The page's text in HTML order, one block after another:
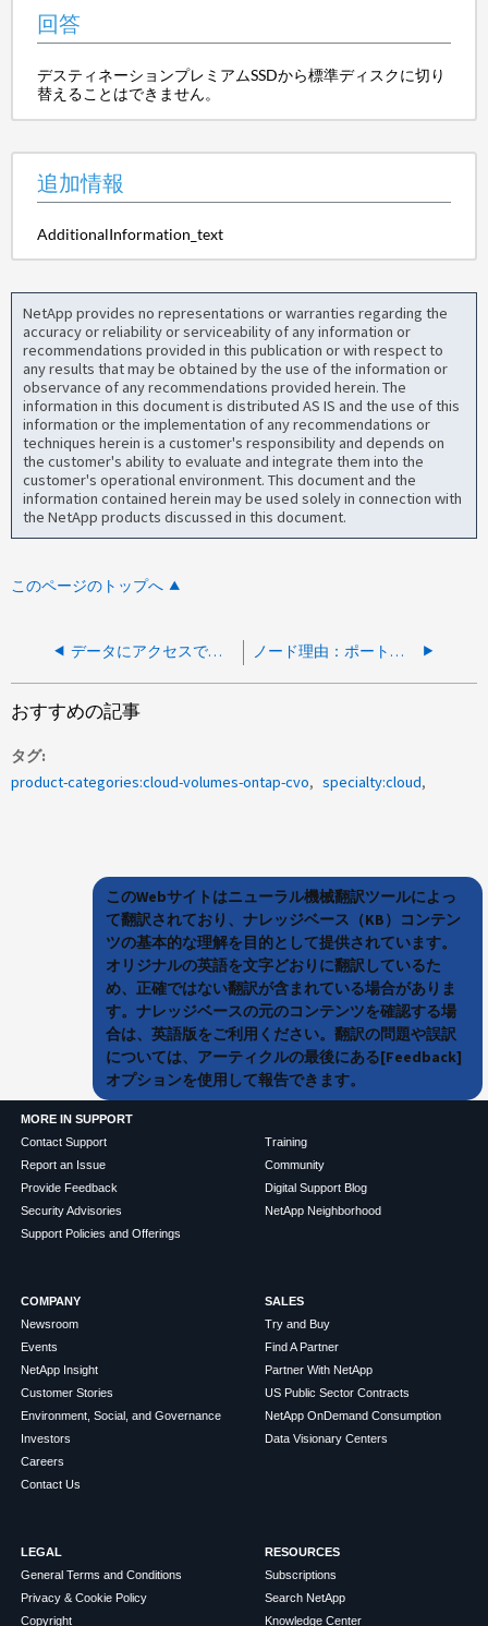
回答
デスティネーションプレミアムSSDから標準ディスクに切り
替えることはできません。
追加情報
AdditionalInformation_text
NetApp provides no representations or warranties regarding the
accuracy or reliability or serviceability of any information or
recommendations provided in this publication or with respect to
any results that may be obtained by the use of the information or
observance of any recommendations provided herein. The
information in this document is distributed AS IS and the use of this
information or the implementation of any recommendations or
techniques herein is a customer's responsibility and depends on
the customer's ability to evaluate and integrate them into the
customer's operational environment. This document and the
information contained herein may be used solely in connection with
the NetApp products discussed in this document.
このページのトップへ
データにアクセスできなくなることなくCVO Mediatorをリブートできるか ノード理由：ポートまたはサーバが正しくないため、オブジェクトストアの可用性を確認できません
おすすめの記事
タグ
product-categories:cloud-volumes-ontap-cvo
specialty:cloud
このWebサイトはニューラル機械翻訳ツールによっ
て翻訳されており、ナレッジベース（KB）コンテン
ツの基本的な理解を目的として提供されています。
オリジナルの英語を文字どおりに翻訳しているた
め、正確ではない翻訳が含まれている場合がありま
す。ナレッジベースの元のコンテンツを確認する場
合は、英語版をご利用ください。翻訳の問題や誤訳
については、アーティクルの最後にある[Feedback]
オプションを使用して報告できます。
MORE IN SUPPORT
Contact Support
Report an Issue
Provide Feedback
Security Advisories
Support Policies and Offerings
Training
Community
Digital Support Blog
NetApp Neighborhood
COMPANY
Newsroom
Events
NetApp Insight
Customer Stories
Environment, Social, and Governance
Investors
Careers
Contact Us
SALES
Try and Buy
Find A Partner
Partner With NetApp
US Public Sector Contracts
NetApp OnDemand Consumption
Data Visionary Centers
LEGAL
General Terms and Conditions
Privacy & Cookie Policy
Copyright
RESOURCES
Subscriptions
Search NetApp
Knowledge Center